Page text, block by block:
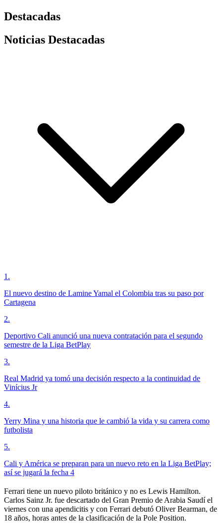
Destacadas
Noticias Destacadas
1 .
El nuevo destino de Lamine Yamal el Colombia tras su paso por
Cartagena
2.
Deportivo Cali anunció una nueva contratación para el segundo
semestre de la Liga BetPlay
3.
Real Madrid ya tomó una decisión respecto a la continuidad de
Vinícius Jr
4.
Yerry Mina y una historia que le cambió la vida y su carrera como
futbolista
5.
Cali y América se preparan para un nuevo reto en la Liga BetPlay;
así se jugará la fecha 4
Ferrari tiene un nuevo piloto británico y no es Lewis Hamilton.
Carlos Sainz Jr. fue descartado del Gran Premio de Arabia Saudí el
viernes con una apendicitis y con Ferrari debutó Oliver Bearman, de
18 años, horas antes de la clasificación de la Pole Position.